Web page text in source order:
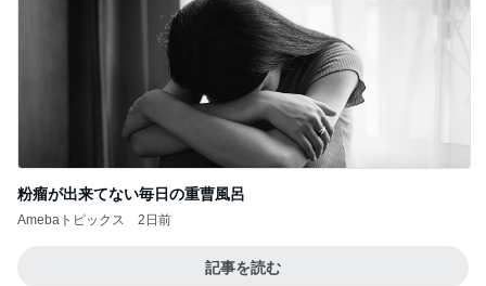
粉瘤が出来てない毎日の重曹風呂
Amebaトピックス 2日前
記事を読む